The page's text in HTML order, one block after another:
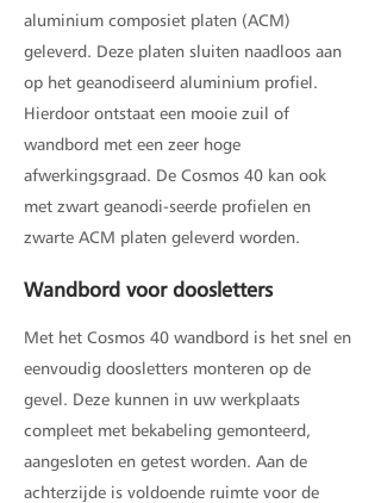
aluminium composiet platen (ACM)
geleverd. Deze platen sluiten naadloos aan
op het geanodiseerd aluminium profiel.
Hierdoor ontstaat een mooie zuil of
wandbord met een zeer hoge
afwerkingsgraad. De Cosmos 40 kan ook
met zwart geanodi-seerde profielen en
zwarte ACM platen geleverd worden.
Wandbord voor doosletters
Met het Cosmos 40 wandbord is het snel en
eenvoudig doosletters monteren op de
gevel. Deze kunnen in uw werkplaats
compleet met bekabeling gemonteerd,
aangesloten en getest worden. Aan de
achterzijde is voldoende ruimte voor de